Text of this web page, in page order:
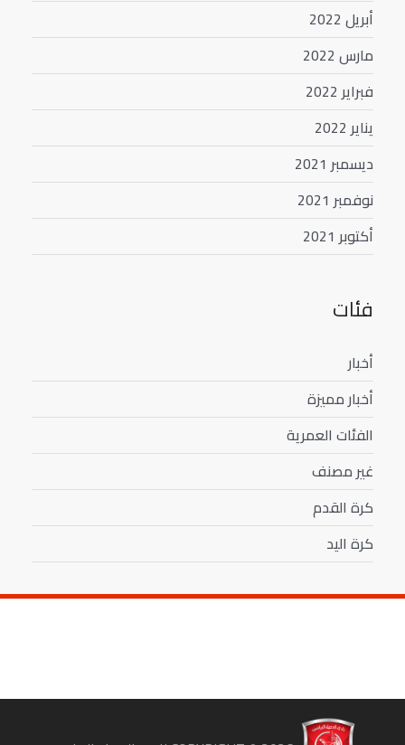
أبريل 2022
مارس 2022
فبراير 2022
يناير 2022
ديسمبر 2021
نوفمبر 2021
أكتوبر 2021
فئات
أخبار
أخبار مميزة
الفئات العمرية
غير مصنف
كرة القدم
كرة اليد